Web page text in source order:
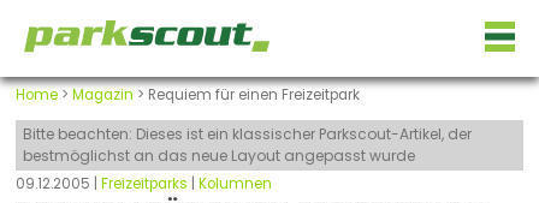
Home> Magazin > Requiem für einen Freizeitpark
Bitte beachten: Dieses ist ein klassischer Parkscout-Artikel, der
bestmöglichst an das neue Layout angepasst wurde
09.12.2005 | Freizeitparks Kolumnen